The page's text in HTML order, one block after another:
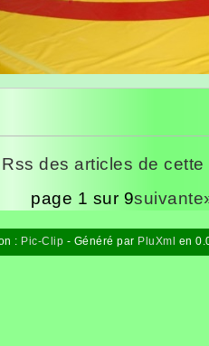
des articles de
page 1 sur 9suivante
: Pic-Clip - Généré par PluXml en